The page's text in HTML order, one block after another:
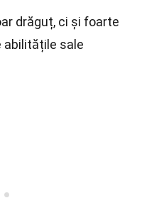
drăguț, ci și foarte
abilitățile sale